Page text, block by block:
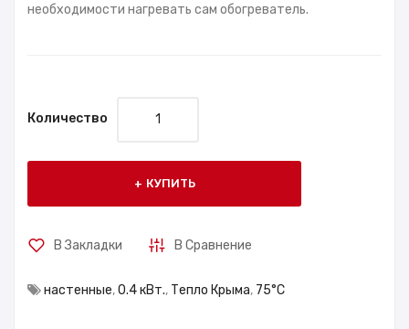
необходимости нагревать сам обогреватель.
Количество
КУПИТЬ
В Закладки В Сравнение
настенные,0.4 кВт., Тепло Крыма, 75°С